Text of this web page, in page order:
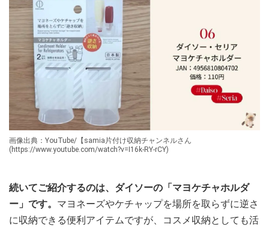
画像出典：YouTube/【samia片付け収納チャンネルさん
(https://www.youtube.com/watch?v=I16k-RY-rCY)
続いてご紹介するのは、ダイソーの「マヨケチャホルダ
ー」です。 マヨネーズやケチャップを場所を取らずに逆さ
に収納できる便利アイテムですが、コスメ収納としても活